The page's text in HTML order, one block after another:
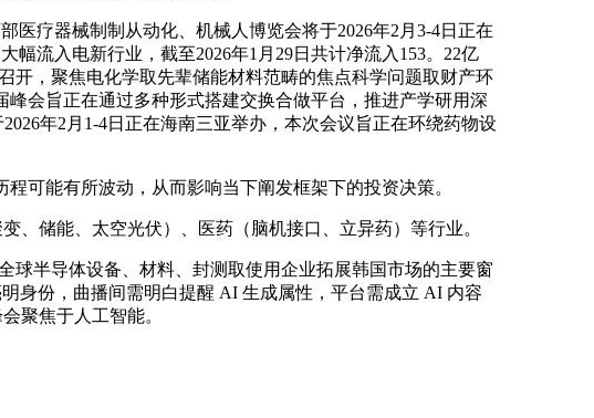
疗器械制制从动化、机械人博览会将于2026年2月3-4日正在
流入电新行业，截至2026年1月29日共计净流入153。22亿
开，聚焦电化学取先辈储能材料范畴的焦点科学问题取财产环
会旨正在通过多种形式搭建交换合做平台，推进产学研用深
年2月1-4日正在海南三亚举办，本次会议旨正在环绕药物设
能有所波动，从而影响当下阐发框架下的投资决策。
储能、太空光伏）、医药（脑机接口、立异药）等行业。
半导体设备、材料、封测取使用企业拓展韩国市场的主要窗
身份，曲播间需明白提醒 AI 生成属性，平台需成立 AI 内容
聚焦于人工智能。